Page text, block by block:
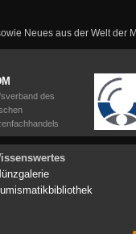
Neues aus der Welt der
des